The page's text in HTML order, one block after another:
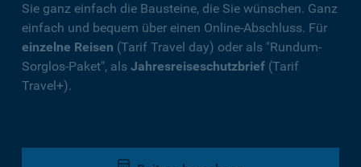
Sie ganz einfach die Bausteine, die Sie wünschen. Ganz
einfach und bequem über einen Online-Abschluss. Für
einzelne Reisen (Tarif Travel day) oder als "Rundum-
Sorglos-Paket", als Jahresreiseschutzbrief (Tarif
Travel+).